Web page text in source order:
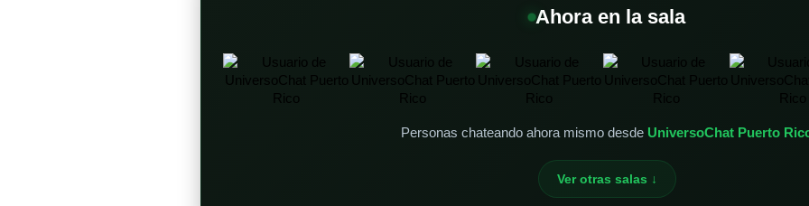
Ahora en la sala
Personas chateando ahora mismo desde UniversoChat Puerto
Ver otras salas ↓